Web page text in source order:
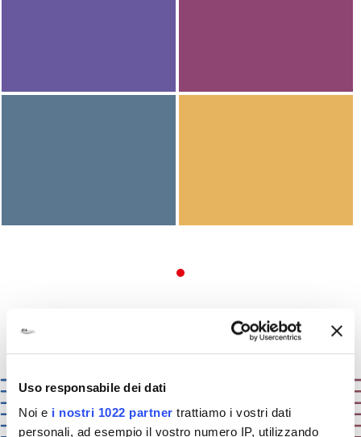
Uso responsabile dei dati
Noi e i nostri 1022 partner trattiamo i vostri dati
personali, ad esempio il vostro numero IP, utilizzando
Vai al form Richiedi informazioni